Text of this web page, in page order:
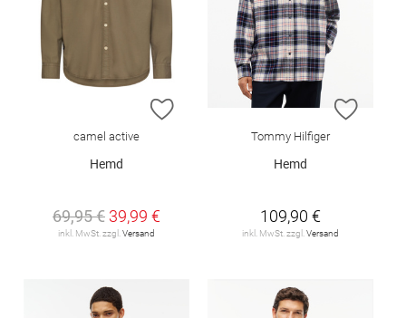
ZUR WUNSCHLISTE HINZUFÜGEN
camel active
Hemd
69,95 € 39,99 €
inkl. MwSt. zzgl.Versand
ZUR
Tommy Hilfiger
Hemd
109,90 €
inkl. MwSt. zzgl.Versand